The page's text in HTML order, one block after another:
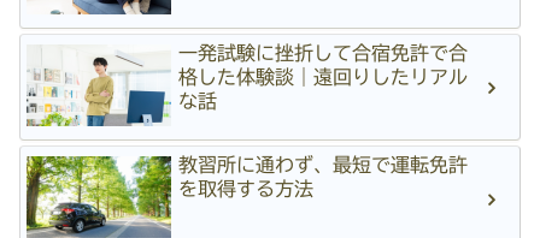
一発試験に挫折して合宿免許で合
格した体験談｜遠回りしたリアル
な話
教習所に通わず、最短で運転免許
を取得する方法